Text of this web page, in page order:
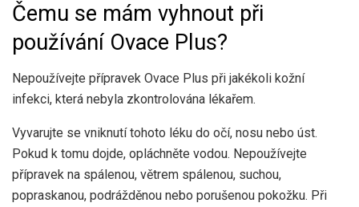
Čemu se mám vyhnout při
používání Ovace Plus?
Nepoužívejte přípravek Ovace Plus při jakékoli kožní
infekci, která nebyla zkontrolována lékařem.
Vyvarujte se vniknutí tohoto léku do očí, nosu nebo úst.
Pokud k tomu dojde, opláchněte vodou. Nepoužívejte
přípravek na spálenou, větrem spálenou, suchou,
popraskanou, podrážděnou nebo porušenou pokožku. Při